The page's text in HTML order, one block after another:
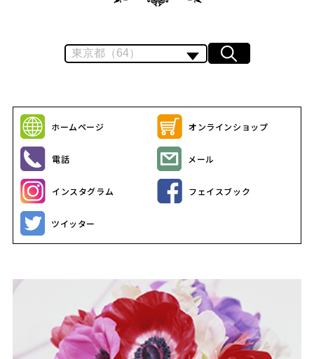
ホームページ オンラインショップ
電話 メール
インスタグラム フェイスブック
ツイッター